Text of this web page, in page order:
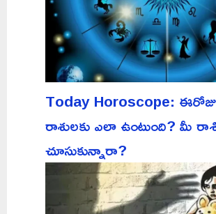
Today Horoscope: ఈరోజు
రాశులకు ఎలా ఉంటుంది? మీ
చూసుకున్నారా?